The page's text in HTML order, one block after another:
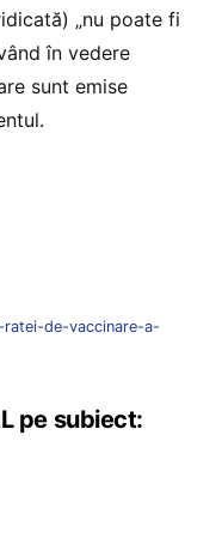
„nu poate fi
în vedere
sunt emise
de-vaccinare-a-
pe subiect: